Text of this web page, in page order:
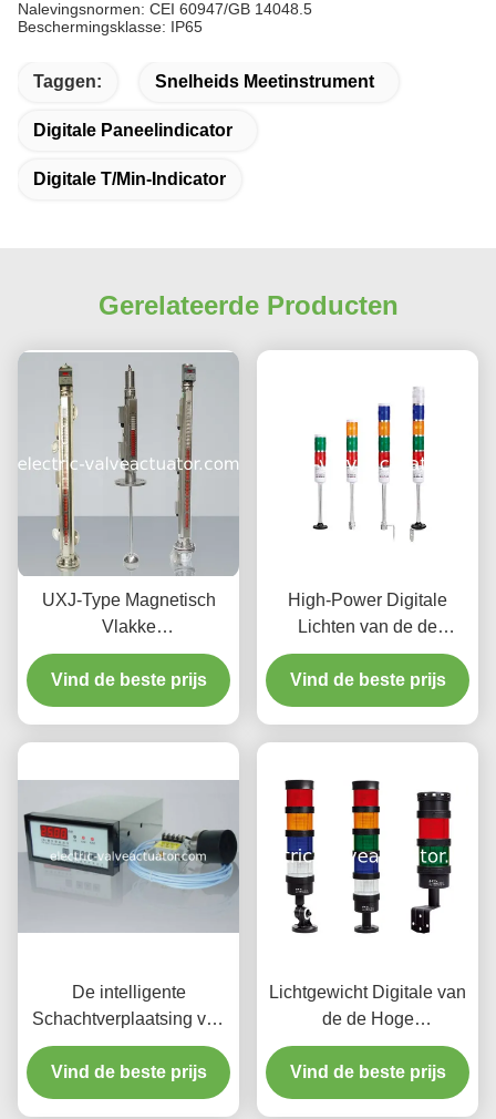
Nalevingsnormen: CEI 60947/GB 14048.5
Beschermingsklasse: IP65
Taggen: Snelheids Meetinstrument
Digitale Paneelindicator
Digitale T/min-Indicator
Gerelateerde Producten
UXJ-Type Magnetisch
Vlakke
Maat/Controlemechanisme,
Magnetische het
Niveauzender van UXJC
Vind de beste prijs
High-Power Digitale
Lichten van de de
Torenwaarschuwing van
de Snelheidsindicator
Efficiënte
Vind de beste prijs
De intelligente
Schachtverplaatsing van
de de Monitorschacht van
het Controleapparaat
Asverplaatsing van
Vind de beste prijs
Lichtgewicht Digitale van
de de Hoge
Machtswaarschuwing van
de Snelheidsindicator de
Zoemerslamp
Vind de beste prijs